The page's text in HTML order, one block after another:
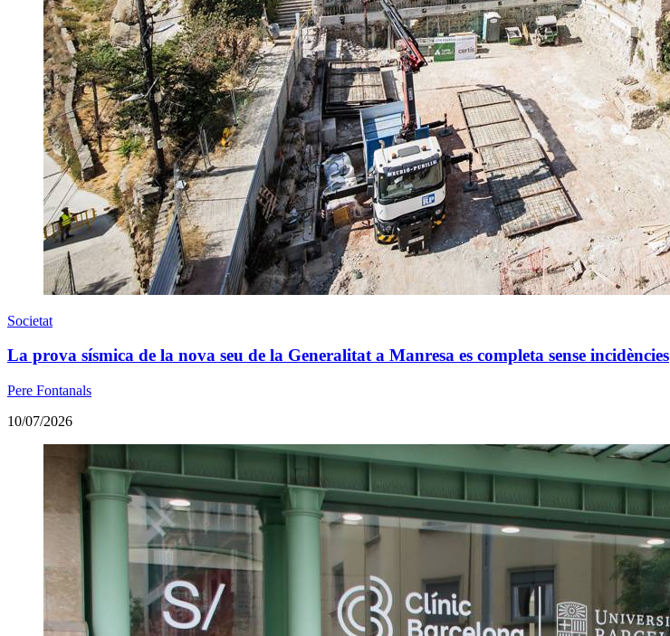
Societat
La prova sísmica de la nova seu de la Generalitat a Manresa es completa sense incidències
Pere Fontanals
10/07/2026